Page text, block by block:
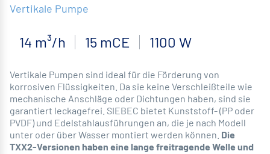
Vertikale Pumpe
14 m³/h 15 mCE 1100 W
Vertikale Pumpen sind ideal für die Förderung von
korrosiven Flüssigkeiten. Da sie keine Verschleißteile wie
mechanische Anschläge oder Dichtungen haben, sind sie
garantiert leckagefrei. SIEBEC bietet Kunststoff- (PP oder
PVDF) und Edelstahlausführungen an, die je nach Modell
unter oder über Wasser montiert werden können. Die
TXX2-Versionen haben eine lange freitragende Welle und